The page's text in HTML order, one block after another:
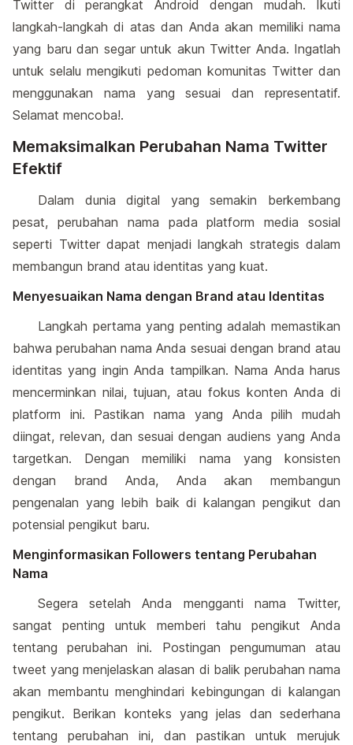
Twitter di perangkat Android dengan mudah. Ikuti
langkah-langkah di atas dan Anda akan memiliki nama
yang baru dan segar untuk akun Twitter Anda. Ingatlah
untuk selalu mengikuti pedoman komunitas Twitter dan
menggunakan nama yang sesuai dan representatif.
Selamat mencoba!.
Memaksimalkan Perubahan Nama Twitter
Efektif
Dalam dunia digital yang semakin berkembang
pesat, perubahan nama pada platform media sosial
seperti Twitter dapat menjadi langkah strategis dalam
membangun brand atau identitas yang kuat.
Menyesuaikan Nama dengan Brand atau Identitas
Langkah pertama yang penting adalah memastikan
bahwa perubahan nama Anda sesuai dengan brand atau
identitas yang ingin Anda tampilkan. Nama Anda harus
mencerminkan nilai, tujuan, atau fokus konten Anda di
platform ini. Pastikan nama yang Anda pilih mudah
diingat, relevan, dan sesuai dengan audiens yang Anda
targetkan. Dengan memiliki nama yang konsisten
dengan brand Anda, Anda akan membangun
pengenalan yang lebih baik di kalangan pengikut dan
potensial pengikut baru.
Menginformasikan Followers tentang Perubahan
Nama
Segera setelah Anda mengganti nama Twitter,
sangat penting untuk memberi tahu pengikut Anda
tentang perubahan ini. Postingan pengumuman atau
tweet yang menjelaskan alasan di balik perubahan nama
akan membantu menghindari kebingungan di kalangan
pengikut. Berikan konteks yang jelas dan sederhana
tentang perubahan ini, dan pastikan untuk merujuk